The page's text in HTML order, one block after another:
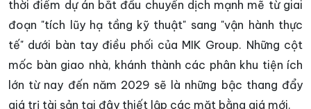
thời điểm dự án bắt đầu chuyển dịch mạnh mẽ từ giai
đoạn "tích lũy hạ tầng kỹ thuật" sang "vận hành thực
tế" dưới bàn tay điều phối của MIK Group. Những cột
mốc bàn giao nhà, khánh thành các phân khu tiện ích
lớn từ nay đến năm 2029 sẽ là những bậc thang đẩy
giá trị tài sản tại đây thiết lập các mặt bằng giá mới.